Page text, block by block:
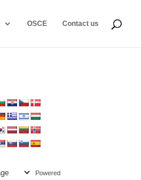
OSCE Contact us
Powered